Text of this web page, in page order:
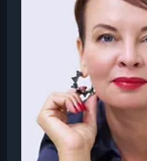
по устойчивому развитию
2015 году она с